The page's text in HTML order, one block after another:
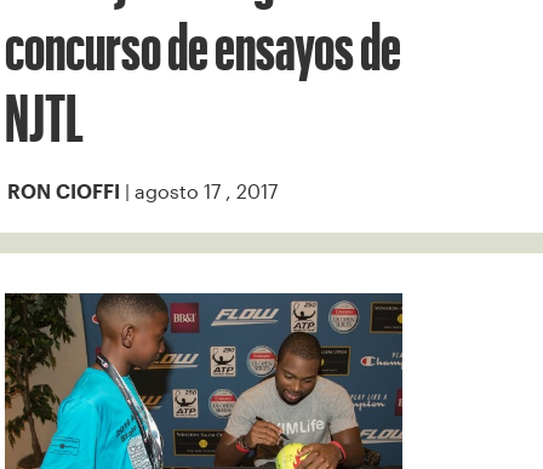
concurso de ensayos de
NJTL
RON CIOFFI | agosto 17 , 2017